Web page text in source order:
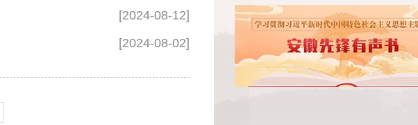
[2024-08-12]
[2024-08-02]